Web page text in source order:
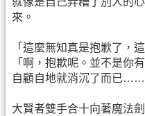
來。
「這麼無知真是抱歉了，
「啊，抱歉呢。並不是你
自顧自地就消沉了而已……
大賢者雙手合十向著魔法